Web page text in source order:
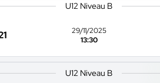
U12 Niveau B
29/11/2025
13:30
U12 Niveau B